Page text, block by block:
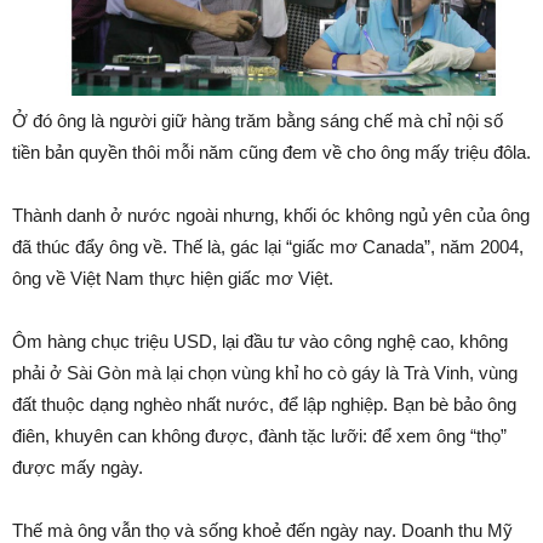
Ở đó ông là người giữ hàng trăm bằng sáng chế mà chỉ nội số
tiền bản quyền thôi mỗi năm cũng đem về cho ông mấy triệu đôla.
Thành danh ở nước ngoài nhưng, khối óc không ngủ yên của ông
đã thúc đẩy ông về. Thế là, gác lại “giấc mơ Canada”, năm 2004,
ông về Việt Nam thực hiện giấc mơ Việt.
Ôm hàng chục triệu USD, lại đầu tư vào công nghệ cao, không
phải ở Sài Gòn mà lại chọn vùng khỉ ho cò gáy là Trà Vinh, vùng
đất thuộc dạng nghèo nhất nước, để lập nghiệp. Bạn bè bảo ông
điên, khuyên can không được, đành tặc lưỡi: để xem ông “thọ”
được mấy ngày.
Thế mà ông vẫn thọ và sống khoẻ đến ngày nay. Doanh thu Mỹ